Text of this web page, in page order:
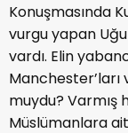
Konuşmasında
vurgu yapan
vardı. Elin
Manchester’ları
muydu? Varmış
Müslümanlara